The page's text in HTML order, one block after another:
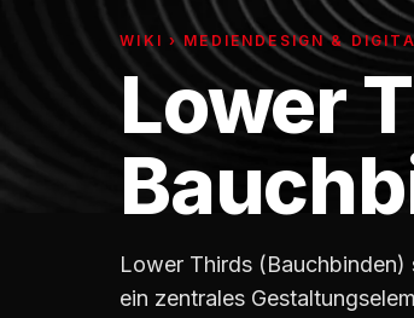
WIKI › MEDIENDESIGN &
Lower
Lower Thirds (Bauchbinden)
ein zentrales